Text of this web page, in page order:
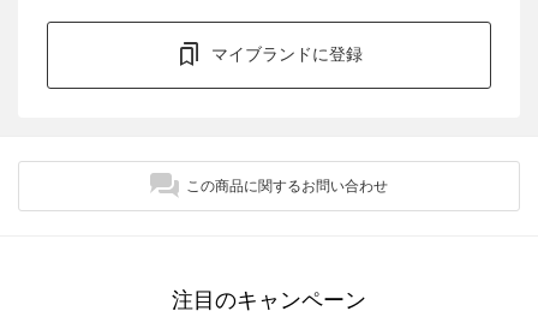
マイブランドに登録
この商品に関するお問い合わせ
注目のキャンペーン